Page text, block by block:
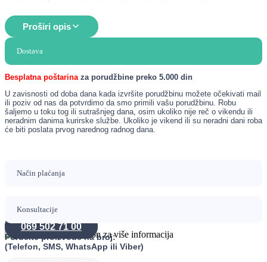
uživanje u bilo koje doba dana. Milford je brend poznat po
kvalitetnim čajevima, a ovaj proizvod nije izuzetak, nudeći
prirodne sastojke i prijatan ukus.
Namena
Podrška imunološkom sistemu
Regulisanje krvnog pritiska
Detoksikacija organizma
Podsticanje varenja
Održavanje zdrave kože
Da biste pripremili čaj Milford Sipak/Hibiskus, potrebno je da
prokuvate vodu i prelijete je preko kesice čaja u šolji. Ostavite da
dodati malo meda ili limuna za dodatni ukus. Preporučuje se
konzumacija 1-3 šolje dnevno, u zavisnosti od vaših potreba i
preferencija.
Proširi opis
Dostava
Besplatna poštarina za porudžbine preko 5.000 din
U zavisnosti od doba dana kada izvršite porudžbinu možete očekivati mail
ili poziv od nas da potvrdimo da smo primili vašu porudžbinu. Robu
šaljemo u toku tog ili sutrašnjeg dana, osim ukoliko nije reč o vikendu ili
neradnim danima kurirske službe. Ukoliko je vikend ili su neradni dani roba
će biti poslata prvog narednog radnog dana.
Način plaćanja
Konsultacije
069 502 71 00
Poručite proizvode na broj:
(Telefon, SMS, WhatsApp ili Viber)